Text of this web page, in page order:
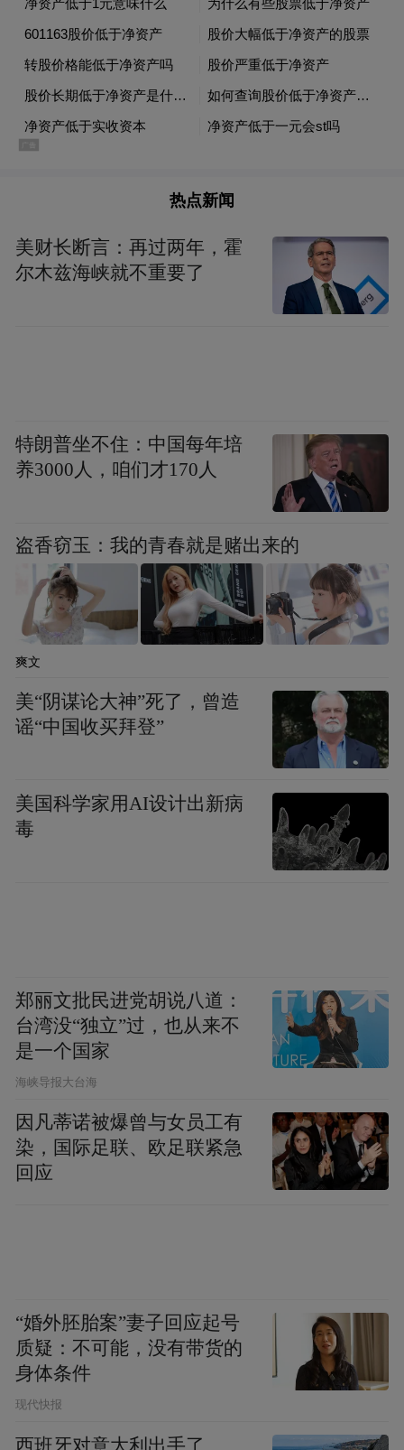
针对翻译场景，腾讯混元提出了一个完整的
翻译模型训练范式，覆盖从预训练、到CPT
再到监督调参、翻译强化和集成强化全链
条，使得模型的翻译效果达到业界最优。
【本文结束】如需转载请务必注明出处：快
科技
责任编辑：拾柒
“特别声明：以上作品内容(包括在内的视频、图片或音
频)为凤凰网旗下自媒体平台“大风号”用户上传并发
布，本平台仅提供信息存储空间服务。
Notice: The content above (including the videos,
pictures and audios if any) is uploaded and posted
by the user of Dafeng Hao, which is a social media
platform and merely provides information storage
space services.”
热点新闻
美财长断言：再过两年，霍
尔木兹海峡就不重要了
特朗普坐不住：中国每年培
养3000人，咱们才170人
盗香窃玉：我的青春就是赌出来的
爽文
美“阴谋论大神”死了，曾造
谣“中国收买拜登”
美国科学家用AI设计出新病
毒
郑丽文批民进党胡说八道：
台湾没“独立”过，也从来不
是一个国家
​海峡导报大台海
因凡蒂诺被爆曾与女员工有
染，国际足联、欧足联紧急
回应
“婚外胚胎案”妻子回应起号
质疑：不可能，没有带货的
身体条件
现代快报
西班牙对意大利出手了